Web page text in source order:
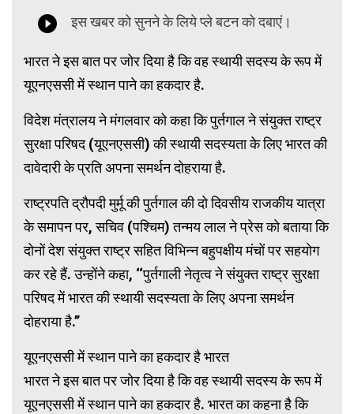
भारत ने इस बात पर जोर दिया है कि वह स्थायी सदस्य के रूप में
यूएनएससी में स्थान पाने का हकदार है.
विदेश मंत्रालय ने मंगलवार को कहा कि पुर्तगाल ने संयुक्त राष्ट्र
सुरक्षा परिषद (यूएनएससी) की स्थायी सदस्यता के लिए भारत की
दावेदारी के प्रति अपना समर्थन दोहराया है.
राष्ट्रपति द्रौपदी मुर्मू की पुर्तगाल की दो दिवसीय राजकीय यात्रा
के समापन पर, सचिव (पश्चिम) तन्मय लाल ने प्रेस को बताया कि
दोनों देश संयुक्त राष्ट्र सहित विभिन्न बहुपक्षीय मंचों पर सहयोग
कर रहे हैं. उन्होंने कहा, ‘‘पुर्तगाली नेतृत्व ने संयुक्त राष्ट्र सुरक्षा
परिषद में भारत की स्थायी सदस्यता के लिए अपना समर्थन
दोहराया है.’’
यूएनएससी में स्थान पाने का हकदार है भारत
भारत ने इस बात पर जोर दिया है कि वह स्थायी सदस्य के रूप में
यूएनएससी में स्थान पाने का हकदार है. भारत का कहना है कि